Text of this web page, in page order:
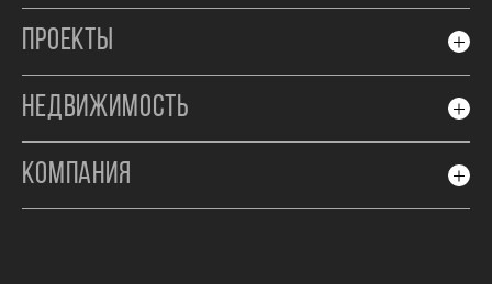
ПРОЕКТЫ
НЕДВИЖИМОСТЬ
КОМПАНИЯ